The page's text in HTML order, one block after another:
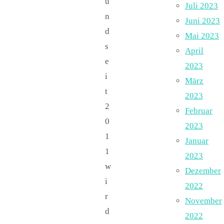
n
d
s
e
i
t
2
0
1
1
w
i
r
d
Juli 2023
Juni 2023
Mai 2023
April
2023
März
2023
Februar
2023
Januar
2023
Dezember
2022
November
2022